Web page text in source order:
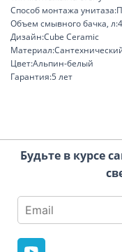
Способ монтажа
Объем смывного бачка,
Дизайн:Cube Ceramic
Цвет:Альпин-белый
Гарантия:5 лет
Будьте в курсе